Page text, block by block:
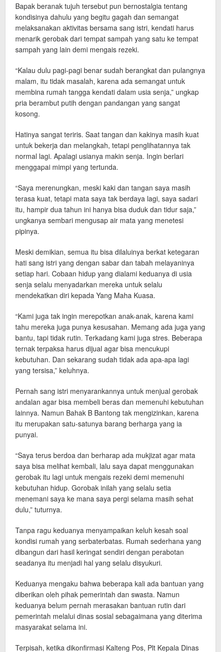
Bapak beranak tujuh tersebut pun bernostalgia tentang
kondisinya dahulu yang begitu gagah dan semangat
melaksanakan aktivitas bersama sang istri, kendati harus
menarik gerobak dari tempat sampah yang satu ke tempat
sampah yang lain demi mengais rezeki.
“Kalau dulu pagi-pagi benar sudah berangkat dan pulangnya
malam, itu tidak masalah, karena ada semangat untuk
membina rumah tangga kendati dalam usia senja,” ungkap
pria berambut putih dengan pandangan yang sangat
kosong.
Hatinya sangat teriris. Saat tangan dan kakinya masih kuat
untuk bekerja dan melangkah, tetapi penglihatannya tak
normal lagi. Apalagi usianya makin senja. Ingin berlari
menggapai mimpi yang tertunda.
“Saya merenungkan, meski kaki dan tangan saya masih
terasa kuat, tetapi mata saya tak berdaya lagi, saya sadari
itu, hampir dua tahun ini hanya bisa duduk dan tidur saja,”
ungkanya sembari mengusap air mata yang menetesi
pipinya.
Meski demikian, semua itu bisa dilaluinya berkat ketegaran
hati sang istri yang dengan sabar dan tabah melayaninya
setiap hari. Cobaan hidup yang dialami keduanya di usia
senja selalu menyadarkan mereka untuk selalu
mendekatkan diri kepada Yang Maha Kuasa.
“Kami juga tak ingin merepotkan anak-anak, karena kami
tahu mereka juga punya kesusahan. Memang ada juga yang
bantu, tapi tidak rutin. Terkadang kami juga stres. Beberapa
ternak terpaksa harus dijual agar bisa mencukupi
kebutuhan. Dan sekarang sudah tidak ada apa-apa lagi
yang tersisa,” keluhnya.
Pernah sang istri menyarankannya untuk menjual gerobak
andalan agar bisa membeli beras dan memenuhi kebutuhan
lainnya. Namun Bahak B Bantong tak mengizinkan, karena
itu merupakan satu-satunya barang berharga yang ia
punyai.
“Saya terus berdoa dan berharap ada mukjizat agar mata
saya bisa melihat kembali, lalu saya dapat menggunakan
gerobak itu lagi untuk mengais rezeki demi memenuhi
kebutuhan hidup. Gorobak inilah yang selalu setia
menemani saya ke mana saya pergi selama masih sehat
dulu,” tuturnya.
Tanpa ragu keduanya menyampaikan keluh kesah soal
kondisi rumah yang serbaterbatas. Rumah sederhana yang
dibangun dari hasil keringat sendiri dengan perabotan
seadanya itu menjadi hal yang selalu disyukuri.
Keduanya mengaku bahwa beberapa kali ada bantuan yang
diberikan oleh pihak pemerintah dan swasta. Namun
keduanya belum pernah merasakan bantuan rutin dari
pemerintah melalui dinas sosial sebagaimana yang diterima
masyarakat selama ini.
Terpisah, ketika dikonfirmasi Kalteng Pos, Plt Kepala Dinas